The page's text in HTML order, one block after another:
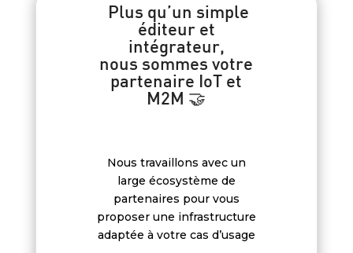
Plus qu’un simple
éditeur et
intégrateur,
nous sommes votre
partenaire IoT et
M2M 🤝
Nous travaillons avec un
large écosystème de
partenaires pour vous
proposer une infrastructure
adaptée à votre cas d’usage